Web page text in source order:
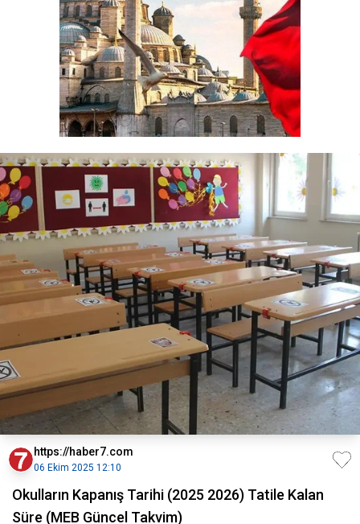
https://haber7.com
06 Ekim 2025 12:10
Okulların Kapanış Tarihi (2025 2026) Tatile Kalan
Süre (MEB Güncel Takvim)